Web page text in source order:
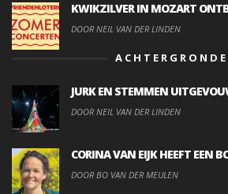
KWIKZILVER IN MOZART
DOOR NEIL VAN DER LINDEN
JURK EN STEMMEN
DOOR NEIL VAN DER LINDEN
CORINA VAN EIJK HEEFT EEN
DOOR BO VAN DER MEULEN